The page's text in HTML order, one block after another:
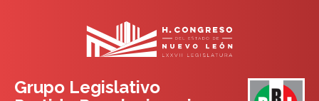
Grupo Legislativo